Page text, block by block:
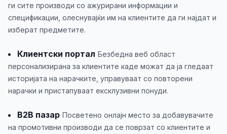
ги сите производи со ажурирани информации и
спецификации, олеснувајќи им на клиентите да ги најдат и
изберат предметите.
Клиентски портал Безбедна веб област
персонализирана за клиентите каде можат да ја гледаат
историјата на нарачките, управуваат со повторени
нарачки и пристапуваат ексклузивни понуди.
B2B пазар Посветено онлајн место за добавувачите
на промотивни производи да се поврзат со клиентите и